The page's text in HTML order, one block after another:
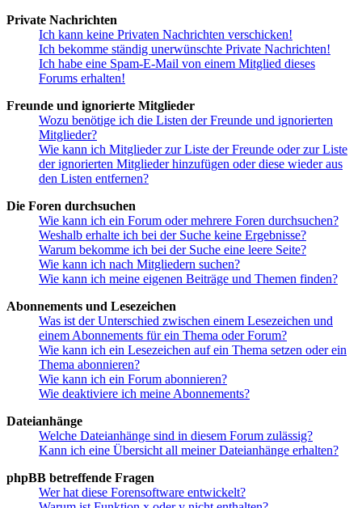
Private Nachrichten
Ich kann keine Privaten Nachrichten verschicken!
Ich bekomme ständig unerwünschte Private Nachrichten!
Ich habe eine Spam-E-Mail von einem Mitglied dieses
Forums erhalten!
Freunde und ignorierte Mitglieder
Wozu benötige ich die Listen der Freunde und ignorierten
Mitglieder?
Wie kann ich Mitglieder zur Liste der Freunde oder zur Liste
der ignorierten Mitglieder hinzufügen oder diese wieder aus
den Listen entfernen?
Die Foren durchsuchen
Wie kann ich ein Forum oder mehrere Foren durchsuchen?
Weshalb erhalte ich bei der Suche keine Ergebnisse?
Warum bekomme ich bei der Suche eine leere Seite?
Wie kann ich nach Mitgliedern suchen?
Wie kann ich meine eigenen Beiträge und Themen finden?
Abonnements und Lesezeichen
Was ist der Unterschied zwischen einem Lesezeichen und
einem Abonnements für ein Thema oder Forum?
Wie kann ich ein Lesezeichen auf ein Thema setzen oder ein
Thema abonnieren?
Wie kann ich ein Forum abonnieren?
Wie deaktiviere ich meine Abonnements?
Dateianhänge
Welche Dateianhänge sind in diesem Forum zulässig?
Kann ich eine Übersicht all meiner Dateianhänge erhalten?
phpBB betreffende Fragen
Wer hat diese Forensoftware entwickelt?